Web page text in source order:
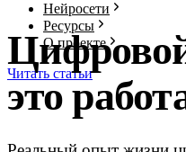
Нейросети
Ресурсы
О проекте
Читать статьи
это